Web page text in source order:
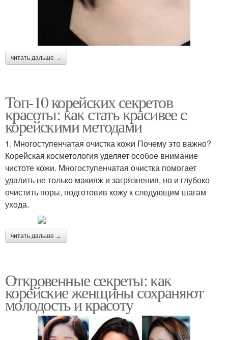
читать дальше →
Топ-10 корейских секретов
красоты: как стать красивее с
корейскими методами
1. Многоступенчатая очистка кожи Почему это важно?
Корейская косметология уделяет особое внимание
чистоте кожи. Многоступенчатая очистка помогает
удалить не только макияж и загрязнения, но и глубоко
очистить поры, подготовив кожу к следующим шагам
ухода.
читать дальше →
Откровенные секреты: как
корейские женщины сохраняют
молодость и красоту